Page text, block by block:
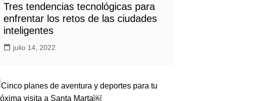
Tres tendencias tecnológicas para
enfrentar los retos de las ciudades
inteligentes
julio 14, 2022